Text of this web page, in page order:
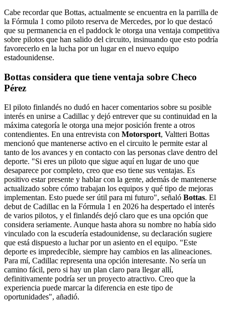
Cabe recordar que Bottas, actualmente se encuentra en la parrilla de
la Fórmula 1 como piloto reserva de Mercedes, por lo que destacó
que su permanencia en el paddock le otorga una ventaja competitiva
sobre pilotos que han salido del circuito, insinuando que esto podría
favorecerlo en la lucha por un lugar en el nuevo equipo
estadounidense.
Bottas considera que tiene ventaja sobre Checo
Pérez
El piloto finlandés no dudó en hacer comentarios sobre su posible
interés en unirse a Cadillac y dejó entrever que su continuidad en la
máxima categoría le otorga una mejor posición frente a otros
contendientes. En una entrevista con Motorsport, Valtteri Bottas
mencionó que mantenerse activo en el circuito le permite estar al
tanto de los avances y en contacto con las personas clave dentro del
deporte. "Si eres un piloto que sigue aquí en lugar de uno que
desaparece por completo, creo que eso tiene sus ventajas. Es
positivo estar presente y hablar con la gente, además de mantenerse
actualizado sobre cómo trabajan los equipos y qué tipo de mejoras
implementan. Esto puede ser útil para mi futuro", señaló Bottas. El
debut de Cadillac en la Fórmula 1 en 2026 ha despertado el interés
de varios pilotos, y el finlandés dejó claro que es una opción que
considera seriamente. Aunque hasta ahora su nombre no había sido
vinculado con la escudería estadounidense, su declaración sugiere
que está dispuesto a luchar por un asiento en el equipo. "Este
deporte es impredecible, siempre hay cambios en las alineaciones.
Para mí, Cadillac representa una opción interesante. No sería un
camino fácil, pero si hay un plan claro para llegar allí,
definitivamente podría ser un proyecto atractivo. Creo que la
experiencia puede marcar la diferencia en este tipo de
oportunidades", añadió.